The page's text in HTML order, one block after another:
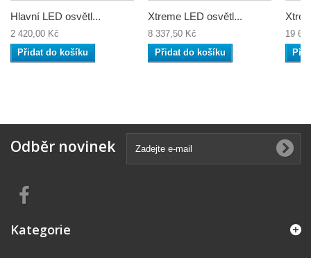
Hlavní LED osvětl...
2 420,00 Kč
Přidat do košíku
Xtreme LED osvětl...
8 337,50 Kč
Přidat do košíku
19
Odběr novinek
Kategorie